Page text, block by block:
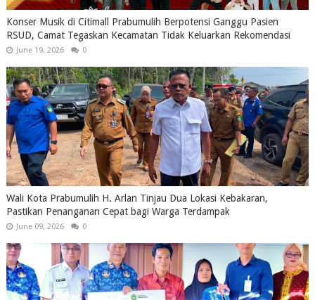
Konser Musik di Citimall Prabumulih Berpotensi Ganggu Pasien
RSUD, Camat Tegaskan Kecamatan Tidak Keluarkan Rekomendasi
June 19, 2026 0
Wali Kota Prabumulih H. Arlan Tinjau Dua Lokasi Kebakaran,
Pastikan Penanganan Cepat bagi Warga Terdampak
June 09, 2026 0